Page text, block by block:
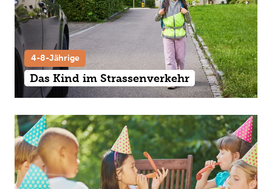
4-8-Jährige
Das Kind im Strassenverkehr